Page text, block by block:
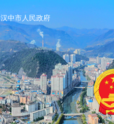
汉中市人民政府